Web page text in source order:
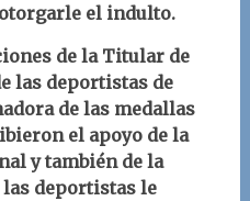
el indulto.
de la Titular de
las deportistas de
de las medallas
el apoyo de la
y también de la
deportistas le